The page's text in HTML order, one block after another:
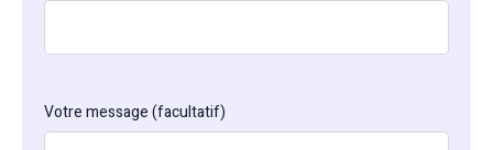
Votre message (facultatif)